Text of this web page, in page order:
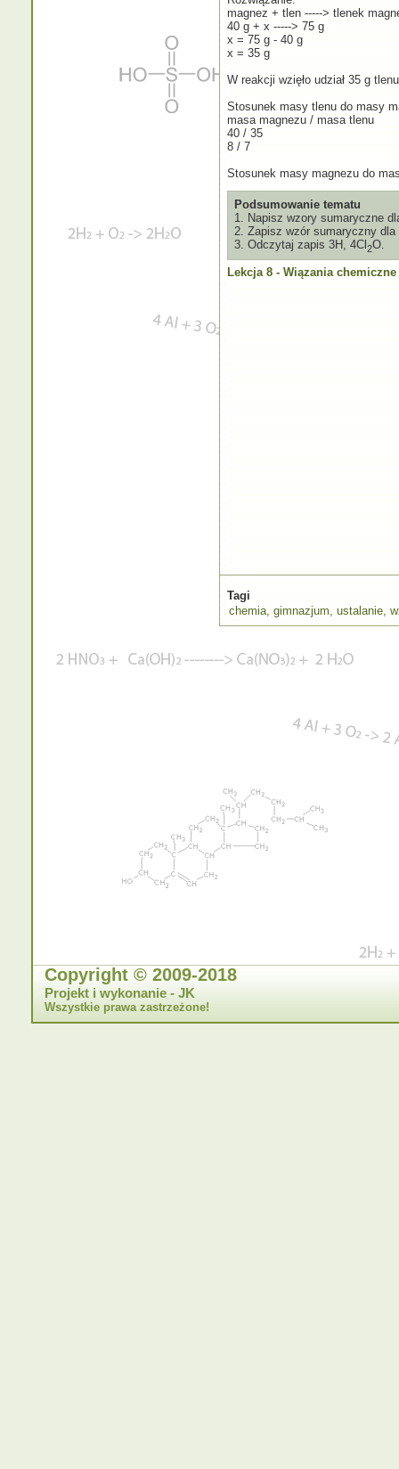
magnez + tlen -----> tlenek
40 g + x -----> 75 g
x = 75 g - 40 g
x = 35 g
W reakcji wzięło udział 35 g
Stosunek masy tlenu do masy
masa magnezu / masa tlenu
40 / 35
8 / 7
Stosunek masy magnezu do
Podsumowanie tematu
1. Napisz wzory sumaryczne
2. Zapisz wzór sumaryczny
3. Odczytaj zapis 3H, 4Cl 2O.
Lekcja 8 - Wiązania chemiczne
Tagi
chemia, gimnazjum, ustalanie,
Copyright © 2009-2018
Projekt i wykonanie - JK
Wszystkie prawa zastrzeżone!